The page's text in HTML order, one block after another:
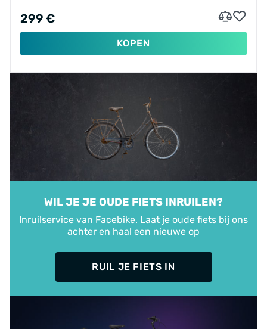
299 €
KOPEN
WIL JE JE OUDE FIETS INRUILEN?
Inruilservice van Facebike. Laat je oude fiets bij ons
achter en haal een nieuwe op
RUIL JE FIETS IN